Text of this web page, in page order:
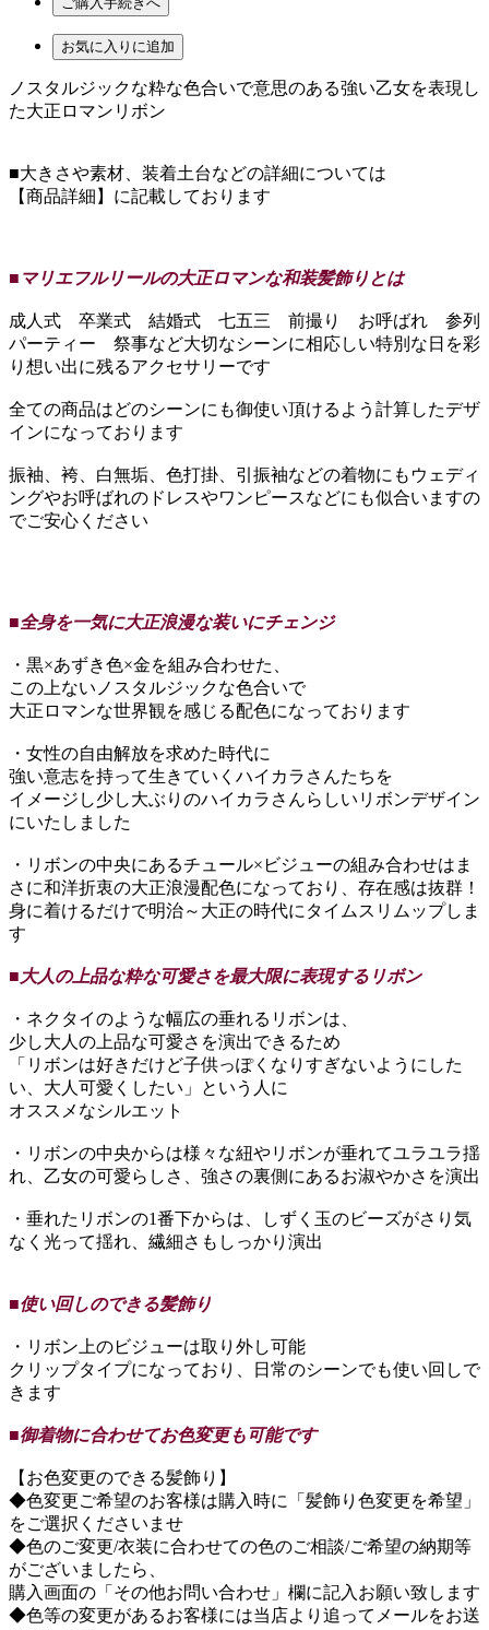
お気に入りに追加
ノスタルジックな粋な色合いで意思のある強い乙女を表現し
た大正ロマンリボン
■大きさや素材、装着土台などの詳細については
【商品詳細】に記載しております
■マリエフルリールの大正ロマンな和装髪飾りとは
成人式 卒業式 結婚式 七五三 前撮り お呼ばれ 参列
パーティー 祭事など大切なシーンに相応しい特別な日を彩
り想い出に残るアクセサリーです
全ての商品はどのシーンにも御使い頂けるよう計算したデザ
インになっております
振袖、袴、白無垢、色打掛、引振袖などの着物にもウェディ
ングやお呼ばれのドレスやワンピースなどにも似合いますの
でご安心ください
■全身を一気に大正浪漫な装いにチェンジ
・黒×あずき色×金を組み合わせた、
この上ないノスタルジックな色合いで
大正ロマンな世界観を感じる配色になっております
・女性の自由解放を求めた時代に
強い意志を持って生きていくハイカラさんたちを
イメージし少し大ぶりのハイカラさんらしいリボンデザイン
にいたしました
・リボンの中央にあるチュール×ビジューの組み合わせはま
さに和洋折衷の大正浪漫配色になっており、存在感は抜群！
身に着けるだけで明治～大正の時代にタイムスリムップしま
す
■大人の上品な粋な可愛さを最大限に表現するリボン
・ネクタイのような幅広の垂れるリボンは、
少し大人の上品な可愛さを演出できるため
「リボンは好きだけど子供っぽくなりすぎないようにした
い、大人可愛くしたい」という人に
オススメなシルエット
・リボンの中央からは様々な紐やリボンが垂れてユラユラ揺
れ、乙女の可愛らしさ、強さの裏側にあるお淑やかさを演出
・垂れたリボンの1番下からは、しずく玉のビーズがさり気
なく光って揺れ、繊細さもしっかり演出
■使い回しのできる髪飾り
・リボン上のビジューは取り外し可能
クリップタイプになっており、日常のシーンでも使い回しで
きます
■御着物に合わせてお色変更も可能です
【お色変更のできる髪飾り】
◆色変更ご希望のお客様は購入時に「髪飾り色変更を希望」
をご選択くださいませ
◆色のご変更/衣装に合わせての色のご相談/ご希望の納期等
がございましたら、
購入画面の「その他お問い合わせ」欄に記入お願い致します
◆色等の変更があるお客様には当店より追ってメールをお送